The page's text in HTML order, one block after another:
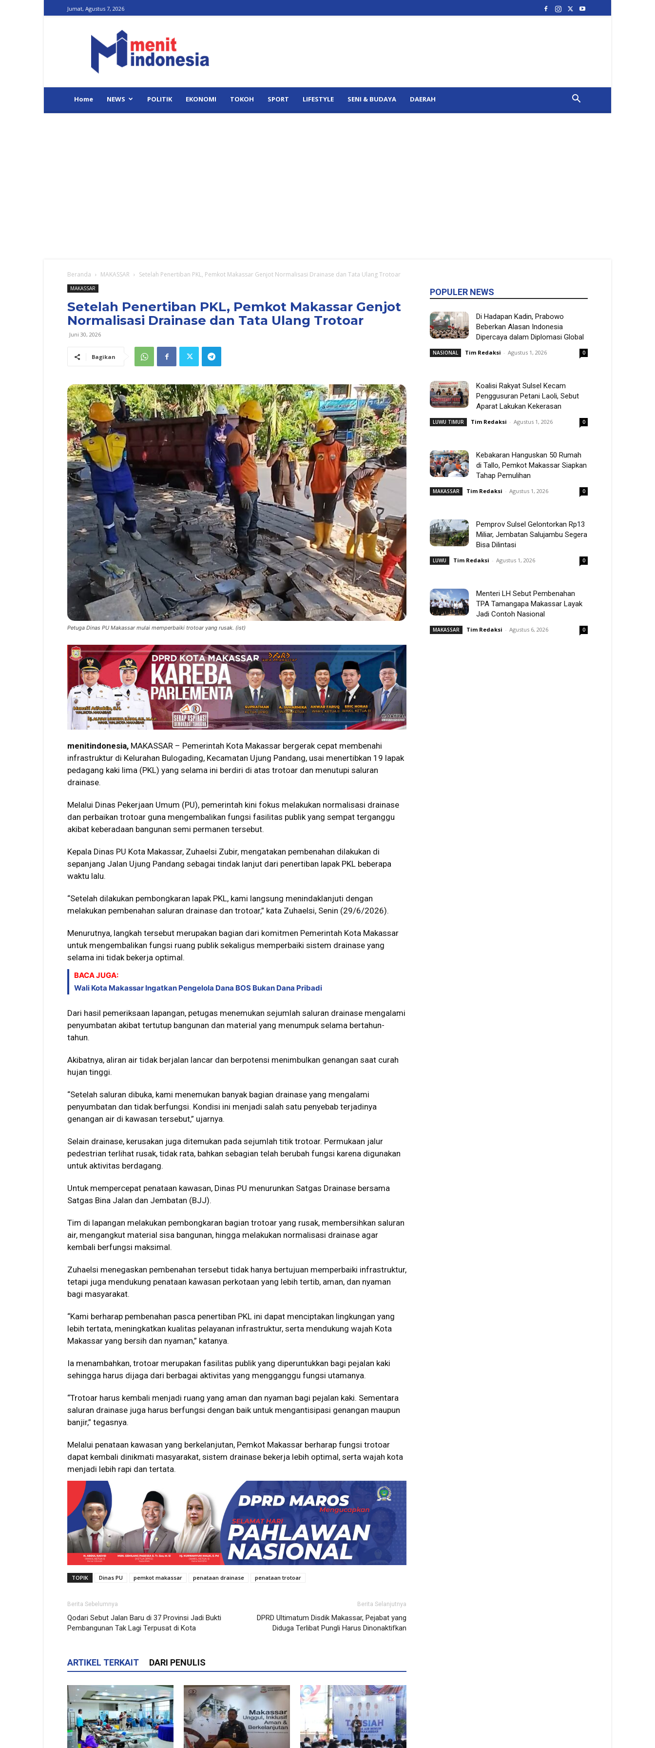
Jumat, Agustus 7, 2026
Indonesia
Home NEWS POLITIK EKONOMI TOKOH SPORT LIFESTYLE SENI & BUDAYA DAERAH
Beranda MAKASSAR Setelah Penertiban PKL, Pemkot Makassar Genjot Normalisasi Drainase dan Tata Ulang Trotoar
MAKASSAR
Setelah Penertiban PKL, Pemkot Makassar Genjot
Normalisasi Drainase dan Tata Ulang Trotoar
Juni 30, 2026
Bagikan
Petuga Dinas PU Makassar mulai memperbaiki trotoar yang rusak. (ist)
menitindonesia, MAKASSAR – Pemerintah Kota Makassar bergerak cepat membenahi
infrastruktur di Kelurahan Bulogading, Kecamatan Ujung Pandang, usai menertibkan 19 lapak
pedagang kaki lima (PKL) yang selama ini berdiri di atas trotoar dan menutupi saluran
drainase.
Melalui Dinas Pekerjaan Umum (PU), pemerintah kini fokus melakukan normalisasi drainase
dan perbaikan trotoar guna mengembalikan fungsi fasilitas publik yang sempat terganggu
akibat keberadaan bangunan semi permanen tersebut.
Kepala Dinas PU Kota Makassar, Zuhaelsi Zubir, mengatakan pembenahan dilakukan di
sepanjang Jalan Ujung Pandang sebagai tindak lanjut dari penertiban lapak PKL beberapa
waktu lalu.
“Setelah dilakukan pembongkaran lapak PKL, kami langsung menindaklanjuti dengan
melakukan pembenahan saluran drainase dan trotoar,” kata Zuhaelsi, Senin (29/6/2026).
Menurutnya, langkah tersebut merupakan bagian dari komitmen Pemerintah Kota Makassar
untuk mengembalikan fungsi ruang publik sekaligus memperbaiki sistem drainase yang
selama ini tidak bekerja optimal.
BACA JUGA:
Wali Kota Makassar Ingatkan Pengelola Dana BOS Bukan Dana Pribadi
Dari hasil pemeriksaan lapangan, petugas menemukan sejumlah saluran drainase mengalami
penyumbatan akibat tertutup bangunan dan material yang menumpuk selama bertahun-
tahun.
Akibatnya, aliran air tidak berjalan lancar dan berpotensi menimbulkan genangan saat curah
hujan tinggi.
“Setelah saluran dibuka, kami menemukan banyak bagian drainase yang mengalami
penyumbatan dan tidak berfungsi. Kondisi ini menjadi salah satu penyebab terjadinya
genangan air di kawasan tersebut,” ujarnya.
Selain drainase, kerusakan juga ditemukan pada sejumlah titik trotoar. Permukaan jalur
pedestrian terlihat rusak, tidak rata, bahkan sebagian telah berubah fungsi karena digunakan
untuk aktivitas berdagang.
Untuk mempercepat penataan kawasan, Dinas PU menurunkan Satgas Drainase bersama
Satgas Bina Jalan dan Jembatan (BJJ).
Tim di lapangan melakukan pembongkaran bagian trotoar yang rusak, membersihkan saluran
air, mengangkut material sisa bangunan, hingga melakukan normalisasi drainase agar
kembali berfungsi maksimal.
Zuhaelsi menegaskan pembenahan tersebut tidak hanya bertujuan memperbaiki infrastruktur,
tetapi juga mendukung penataan kawasan perkotaan yang lebih tertib, aman, dan nyaman
bagi masyarakat.
“Kami berharap pembenahan pasca penertiban PKL ini dapat menciptakan lingkungan yang
lebih tertata, meningkatkan kualitas pelayanan infrastruktur, serta mendukung wajah Kota
Makassar yang bersih dan nyaman,” katanya.
Ia menambahkan, trotoar merupakan fasilitas publik yang diperuntukkan bagi pejalan kaki
sehingga harus dijaga dari berbagai aktivitas yang mengganggu fungsi utamanya.
“Trotoar harus kembali menjadi ruang yang aman dan nyaman bagi pejalan kaki. Sementara
saluran drainase juga harus berfungsi dengan baik untuk mengantisipasi genangan maupun
banjir,” tegasnya.
Melalui penataan kawasan yang berkelanjutan, Pemkot Makassar berharap fungsi trotoar
dapat kembali dinikmati masyarakat, sistem drainase bekerja lebih optimal, serta wajah kota
menjadi lebih rapi dan tertata.
TOPIK Dinas PU pemkot makassar penataan drainase penataan trotoar
Berita Sebelumnya
Qodari Sebut Jalan Baru di 37 Provinsi Jadi Bukti
Pembangunan Tak Lagi Terpusat di Kota
Berita Selanjutnya
DPRD Ultimatum Disdik Makassar, Pejabat yang
Diduga Terlibat Pungli Harus Dinonaktifkan
ARTIKEL TERKAIT DARI PENULIS
POPULER NEWS
Di Hadapan Kadin, Prabowo
Beberkan Alasan Indonesia
Dipercaya dalam Diplomasi Global
NASIONAL Tim Redaksi - Agustus 1, 2026 0
Koalisi Rakyat Sulsel Kecam
Penggusuran Petani Laoli, Sebut
Aparat Lakukan Kekerasan
LUWU TIMUR Tim Redaksi - Agustus 1, 2026 0
Kebakaran Hanguskan 50 Rumah
di Tallo, Pemkot Makassar Siapkan
Tahap Pemulihan
MAKASSAR Tim Redaksi - Agustus 1, 2026 0
Pemprov Sulsel Gelontorkan Rp13
Miliar, Jembatan Salujambu Segera
Bisa Dilintasi
LUWU Tim Redaksi - Agustus 1, 2026 0
Menteri LH Sebut Pembenahan
TPA Tamangapa Makassar Layak
Jadi Contoh Nasional
MAKASSAR Tim Redaksi - Agustus 6, 2026 0